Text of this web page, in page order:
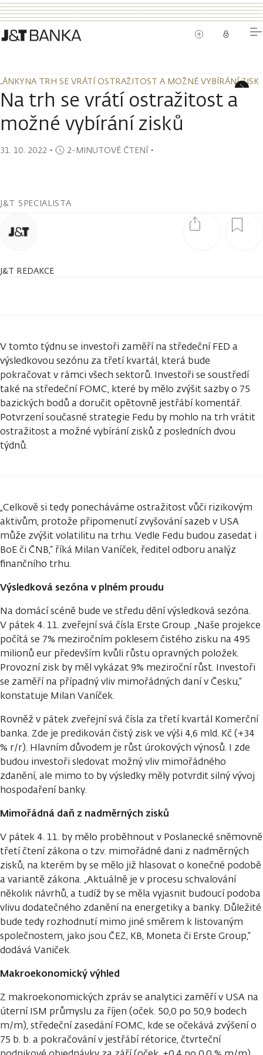
NA TRH SE VRÁTÍ OSTRAŽITOST A MOŽNÉ VYBÍRÁNÍ
NA TRH SE VRÁTÍ OSTRAŽITOST A MOŽNÉ VYBÍRÁNÍ
Na trh se vrátí ostražitost a
možné vybírání zisků
31. 10. 2022 ・ 2-MINUTOVÉ ČTENÍ・
J&T SPECIALISTA
J&T REDAKCE
V tomto týdnu se investoři zaměří na středeční FED a
výsledkovou sezónu za třetí kvartál, která bude
pokračovat v rámci všech sektorů. Investoři se soustředí
také na středeční FOMC, které by mělo zvýšit sazby o 75
bazických bodů a doručit opětovně jestřábí komentář.
Potvrzení současné strategie Fedu by mohlo na trh vrátit
ostražitost a možné vybírání zisků z posledních dvou
týdnů.
„Celkově si tedy ponecháváme ostražitost vůči rizikovým
aktivům, protože připomenutí zvyšování sazeb v USA
může zvýšit volatilitu na trhu. Vedle Fedu budou zasedat i
BoE či ČNB,“ říká Milan Vaníček, ředitel odboru analýz
finančního trhu.
Výsledková sezóna v plném proudu
Na domácí scéně bude ve středu dění výsledková sezóna.
V pátek 4. 11. zveřejní svá čísla Erste Group. „Naše projekce
počítá se 7% meziročním poklesem čistého zisku na 495
milionů eur především kvůli růstu opravných položek.
Provozní zisk by měl vykázat 9% meziroční růst. Investoři
se zaměří na případný vliv mimořádných daní v Česku,“
konstatuje Milan Vaníček.
Rovněž v pátek zveřejní svá čísla za třetí kvartál Komerční
banka. Zde je predikován čistý zisk ve výši 4,6 mld. Kč (+34
% r/r). Hlavním důvodem je růst úrokových výnosů. I zde
budou investoři sledovat možný vliv mimořádného
zdanění, ale mimo to by výsledky měly potvrdit silný vývoj
hospodaření banky.
Mimořádná daň z nadměrných zisků
V pátek 4. 11. by mělo proběhnout v Poslanecké sněmovně
třetí čtení zákona o tzv. mimořádné dani z nadměrných
zisků, na kterém by se mělo již hlasovat o konečné podobě
a variantě zákona. „Aktuálně je v procesu schvalování
několik návrhů, a tudíž by se měla vyjasnit budoucí podoba
vlivu dodatečného zdanění na energetiky a banky. Důležité
bude tedy rozhodnutí mimo jiné směrem k listovaným
společnostem, jako jsou ČEZ, KB, Moneta či Erste Group,“
dodává Vaniček.
Makroekonomický výhled
Z makroekonomických zpráv se analytici zaměří v USA na
úterní ISM průmyslu za říjen (oček. 50,0 po 50,9 bodech
m/m), středeční zasedání FOMC, kde se očekává zvýšení o
75 b. b. a pokračování v jestřábí rétorice, čtvrteční